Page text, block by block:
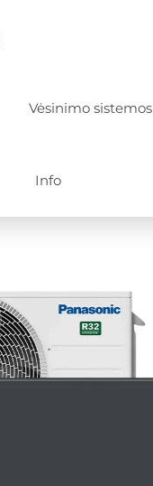
Vėsinimo sistemos
Info